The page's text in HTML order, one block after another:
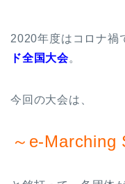
2020年度はコロナ禍
ド全国大会。
今回の大会は、
～e-Marching